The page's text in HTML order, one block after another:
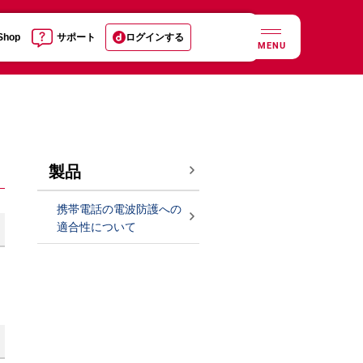
サポート ログインする
MENU
製品
携帯電話の電波防護への
適合性について